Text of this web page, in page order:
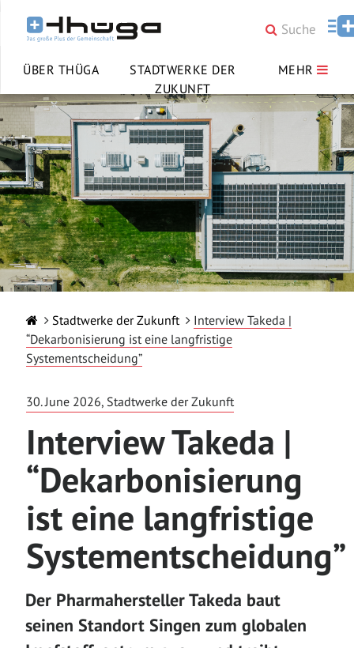
ÜBER THÜGA
STADTWERKE DER
ZUKUNFT
MEHR
Stadtwerke der Zukunft
Interview Takeda |
“Dekarbonisierung ist eine langfristige
Systementscheidung”
30. June 2026, Stadtwerke der Zukunft
Interview Takeda |
“Dekarbonisierung
ist eine langfristige
Systementscheidung”
Der Pharmahersteller Takeda baut
seinen Standort Singen zum globalen